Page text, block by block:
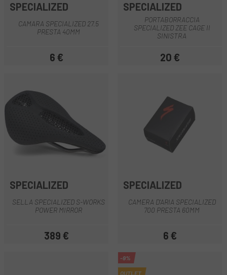
SPECIALIZED
CAMARA SPECIALIZED 27.5
PRESTA 40MM
Prezzo
6 €
SPECIALIZED
PORTABORRACCIA
SPECIALIZED ZEE CAGE II
SINISTRA
Prezzo
20 €
SPECIALIZED
SELLA SPECIALIZED S-WORKS
POWER MIRROR
Prezzo
389 €
SPECIALIZED
CAMERA D'ARIA SPECIALIZED
700 PRESTA 60MM
Prezzo
6 €
-9%
OUTLET